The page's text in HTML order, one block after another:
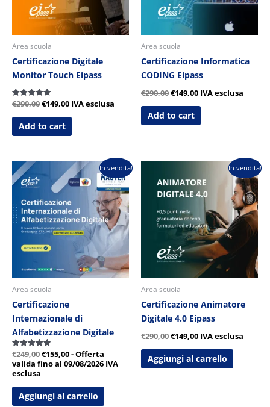
Area scuola
Certificazione Digitale
Monitor Touch Eipass
Valutato
su 5
€290,00€149,00 IVA esclusa
Add to cart
Area scuola
Certificazione Informatica
CODING Eipass
€290,00€149,00 IVA esclusa
Add to cart
In vendita!
Area scuola
Certificazione
Internazionale di
Alfabetizzazione Digitale
Valutato
4.89
su 5
€249,00
prezzo
originale
era:
€249,00.
€155,00- Offerta
valida fino al 09/08/2026
Il
prezzo
attuale
è:
€155,00.
IVA
esclusa
Aggiungi al carrello
In vendita!
Area scuola
Certificazione Animatore
Digitale 4.0 Eipass
€290,00
originale
era:
€149,00
attuale
è:
€149,00.
IVA esclusa
Aggiungi al carrello